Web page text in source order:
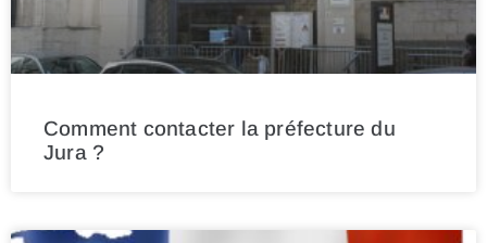
Comment contacter la préfecture du
Jura ?